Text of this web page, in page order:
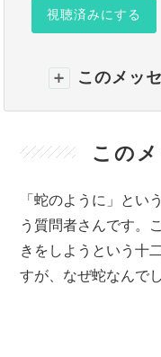
視聴済みにする
このメッ
この
「蛇のように」とい
う質問者さんです。
きをしようという十
すが、なぜ蛇なんで